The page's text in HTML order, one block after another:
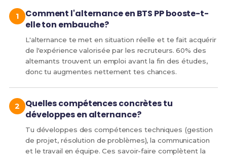
Comment l'alternance en BTS PP booste-t-
elle ton embauche?
L'alternance te met en situation réelle et te fait acquérir
de l'expérience valorisée par les recruteurs. 60% des
alternants trouvent un emploi avant la fin des études,
donc tu augmentes nettement tes chances.
Quelles compétences concrètes tu
développes en alternance?
Tu développes des compétences techniques (gestion
de projet, résolution de problèmes), la communication
et le travail en équipe. Ces savoir-faire complètent la